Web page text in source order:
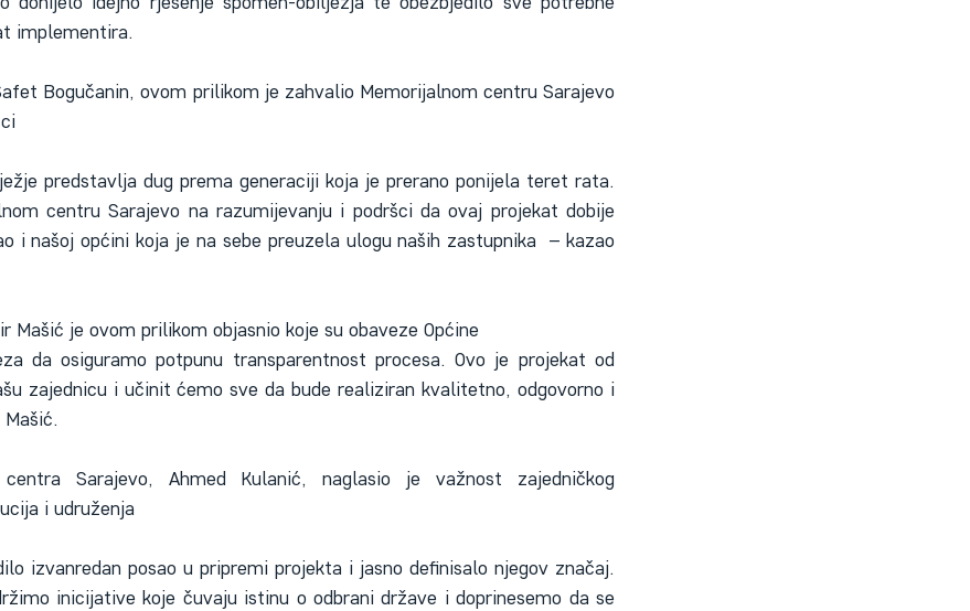
implementira.
Bogučanin, ovom prilikom je zahvalio Memorijalnom centru Sarajevo
predstavlja dug prema generaciji koja je prerano ponijela teret rata.
centru Sarajevo na razumijevanju i podršci da ovaj projekat dobije
i našoj općini koja je na sebe preuzela ulogu naših zastupnika  – kazao
Mašić je ovom prilikom objasnio koje su obaveze Općine
da osiguramo potpunu transparentnost procesa. Ovo je projekat od
zajednicu i učinit ćemo sve da bude realiziran kvalitetno, odgovorno i
centra Sarajevo, Ahmed Kulanić, naglasio je važnost zajedničkog
i udruženja
izvanredan posao u pripremi projekta i jasno definisalo njegov značaj.
inicijative koje čuvaju istinu o odbrani države i doprinesemo da se